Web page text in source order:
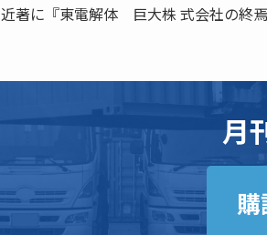
近著に『東電解体 巨大株 式会社の終焉
月